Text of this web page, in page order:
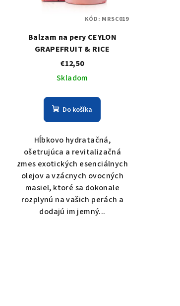
Balzam na pery CEYLON
GRAPEFRUIT & RICE
€12,50
Skladom
Do košíka
Hĺbkovo hydratačná,
ošetrujúca a revitalizačná
zmes exotických esenciálnych
olejov a vzácnych ovocných
masiel, ktoré sa dokonale
rozplynú na vašich perách a
dodajú im jemný...
KÓD: MRSC019